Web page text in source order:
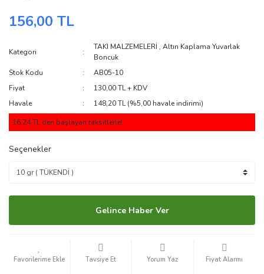
156,00 TL
Kategori
TAKI MALZEMELERİ ,Altın Kaplama Yuvarlak
Boncuk
Stok Kodu
AB05-10
Fiyat
130,00 TL + KDV
Havale
148,20 TL (%5,00 havale indirimi)
16,24 TL den başlayan taksitlerle!
Seçenekler
Gelince Haber Ver
Tavsiye Et Yorum Yaz Fiyat Alarmı